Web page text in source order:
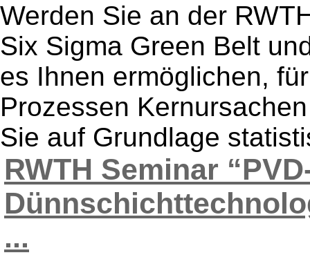
Werden Sie an der
Six Sigma Green Belt
es Ihnen ermöglichen,
Prozessen
Sie auf Grundlage
RWTH Seminar
...